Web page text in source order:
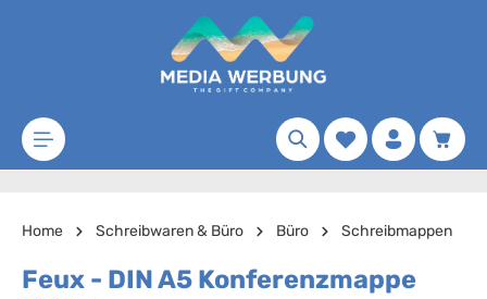
Zum Hauptinhalt springen
Merkzettel
Home Schreibwaren & Büro Büro Schreibmappen
Feux - DIN A5 Konferenzmappe